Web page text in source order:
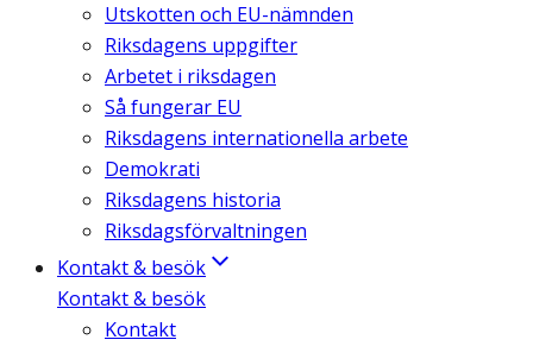
Utskotten och EU-nämnden
Riksdagens uppgifter
Arbetet i riksdagen
Så fungerar EU
Riksdagens internationella arbete
Demokrati
Riksdagens historia
Riksdagsförvaltningen
Kontakt & besök
Kontakt & besök
Kontakt